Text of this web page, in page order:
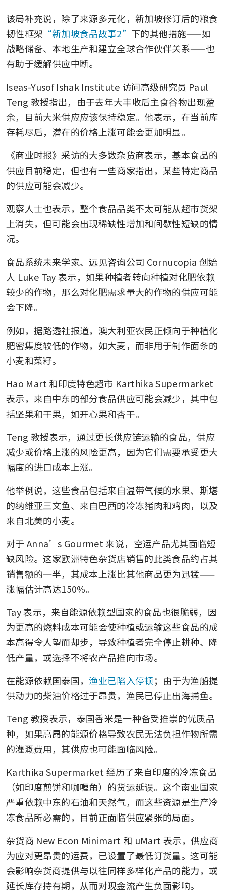
该局补充说，除了来源多元化，新加坡修订后的粮食
韧性框架 “新加坡食品故事2” 下的其他措施——如
战略储备、本地生产和建立全球合作伙伴关系——也
有助于缓解供应中断。
Iseas-Yusof Ishak Institute 访问高级研究员 Paul
Teng 教授指出，由于去年大丰收后主食谷物出现盈
余，目前大米供应应该保持稳定。他表示，在当前库
存耗尽后，潜在的价格上涨可能会更加明显。
《商业时报》采访的大多数杂货商表示，基本食品的
供应目前稳定，但也有一些商家指出，某些特定商品
的供应可能会减少。
观察人士也表示，整个食品品类不太可能从超市货架
上消失，但可能会出现稀缺性增加和间歇性短缺的情
况。
食品系统未来学家、远见咨询公司 Cornucopia 创始
人 Luke Tay 表示，如果种植者转向种植对化肥依赖
较少的作物，那么对化肥需求量大的作物的供应可能
会下降。
例如，据路透社报道，澳大利亚农民正倾向于种植化
肥密集度较低的作物，如大麦，而非用于制作面条的
小麦和菜籽。
Hao Mart 和印度特色超市 Karthika Supermarket
表示，来自中东的部分食品供应可能会减少，其中包
括坚果和干果，如开心果和杏干。
Teng 教授表示，通过更长供应链运输的食品，供应
减少或价格上涨的风险更高，因为它们需要承受更大
幅度的进口成本上涨。
他举例说，这些食品包括来自温带气候的水果、斯堪
的纳维亚三文鱼、来自巴西的冷冻猪肉和鸡肉，以及
来自北美的小麦。
对于 Anna’s Gourmet 来说，空运产品尤其面临短
缺风险。这家欧洲特色杂货店销售的此类食品约占其
销售额的一半，其成本上涨比其他商品更为迅猛——
涨幅估计高达150%。
Tay 表示，来自能源依赖型国家的食品也很脆弱，因
为更高的燃料成本可能会使种植或运输这些食品的成
本高得令人望而却步，导致种植者完全停止耕种、降
低产量，或选择不将农产品推向市场。
在能源依赖国泰国，渔业已陷入停顿；由于为渔船提
供动力的柴油价格过于昂贵，渔民已停止出海捕鱼。
Teng 教授表示，泰国香米是一种备受推崇的优质品
种，如果高昂的能源价格导致农民无法负担作物所需
的灌溉费用，其供应也可能面临风险。
Karthika Supermarket 经历了来自印度的冷冻食品
（如印度煎饼和咖喱角）的货运延误。这个南亚国家
严重依赖中东的石油和天然气，而这些资源是生产冷
冻食品所必需的，目前正面临供应紧张的局面。
杂货商 New Econ Minimart 和 uMart 表示，供应商
为应对更昂贵的运费，已设置了最低订货量。这可能
会影响杂货商提供与以往同样多样化产品的能力，或
延长库存持有期，从而对现金流产生负面影响。